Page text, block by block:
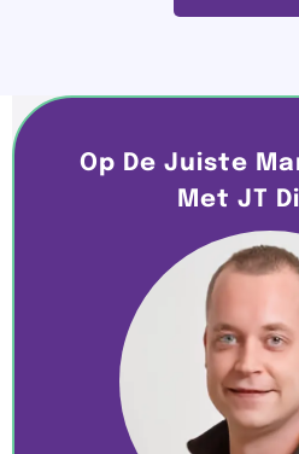
Op De Juiste
Met JT